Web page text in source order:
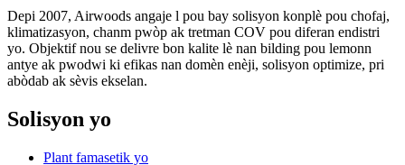
Depi 2007, Airwoods angaje l pou bay solisyon konplè pou chofaj,
klimatizasyon, chanm pwòp ak tretman COV pou diferan endistri
yo. Objektif nou se delivre bon kalite lè nan bilding pou lemonn
antye ak pwodwi ki efikas nan domèn enèji, solisyon optimize, pri
abòdab ak sèvis ekselan.
Solisyon yo
Plant famasetik yo